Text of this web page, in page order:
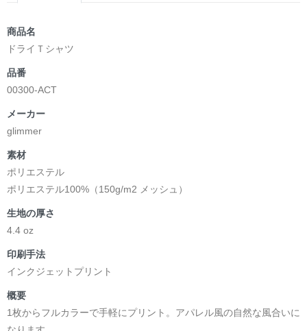
商品名
ドライＴシャツ
品番
00300-ACT
メーカー
glimmer
素材
ポリエステル
ポリエステル100%（150g/m2 メッシュ）
生地の厚さ
4.4 oz
印刷手法
インクジェットプリント
概要
1枚からフルカラーで手軽にプリント。アパレル風の自然な風合いに